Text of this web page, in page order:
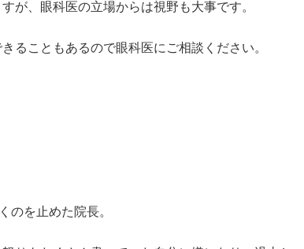
が、眼科医の立場からは視野も大事です。
ることもあるので眼科医にご相談ください。
のを止めた院長。